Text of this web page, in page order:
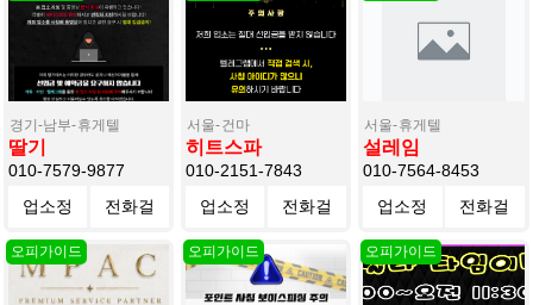
경기-남부 휴게텔
딸기
010-7579-9877
업소정
보
전화걸
서울 건마
히트스파
010-2151-7843
업소정
보
전화걸
서울 휴게텔
설레임
010-7564-8453
업소정
보
전화걸
기